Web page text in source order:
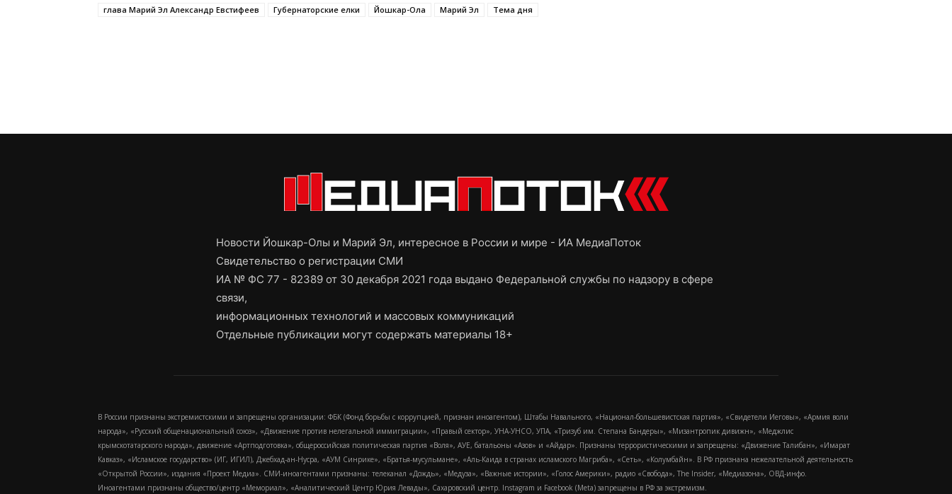
глава Марий Эл Александр Евстифеев Губернаторские елки Йошкар-Ола Марий Эл Тема дня
Новости Йошкар-Олы и Марий Эл, интересное в России и мире - ИА МедиаПоток
Свидетельство о регистрации СМИ
ИА № ФС 77 - 82389 от 30 декабря 2021 года выдано Федеральной службы по надзору в сфере
связи,
информационных технологий и массовых коммуникаций
Отдельные публикации могут содержать материалы 18+
В России признаны экстремистскими и запрещены организации: ФБК (Фонд борьбы с коррупцией, признан иноагентом), Штабы Навального, «Национал-большевистская партия», «Свидетели Иеговы», «Армия воли
народа», «Русский общенациональный союз», «Движение против нелегальной иммиграции», «Правый сектор», УНА-УНСО, УПА, «Тризуб им. Степана Бандеры», «Мизантропик дивижн», «Меджлис
крымскотатарского народа», движение «Артподготовка», общероссийская политическая партия «Воля», АУЕ, батальоны «Азов» и «Айдар». Признаны террористическими и запрещены: «Движение Талибан», «Имарат
Кавказ», «Исламское государство» (ИГ, ИГИЛ), Джебхад-ан-Нусра, «АУМ Синрике», «Братья-мусульмане», «Аль-Каида в странах исламского Магриба», «Сеть», «Колумбайн». В РФ признана нежелательной деятельность
«Открытой России», издания «Проект Медиа». СМИ-иноагентами признаны: телеканал «Дождь», «Медуза», «Важные истории», «Голос Америки», радио «Свобода», The Insider, «Медиазона», ОВД-инфо.
Иноагентами признаны общество/центр «Мемориал», «Аналитический Центр Юрия Левады», Сахаровский центр. Instagram и Facebook (Metа) запрещены в РФ за экстремизм.